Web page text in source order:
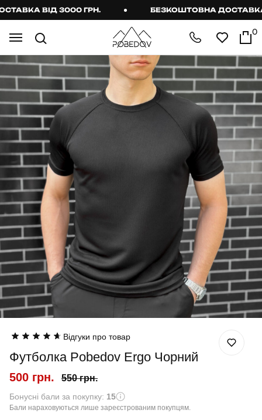
ВІД 3000 ГРН. БЕЗКОШТОВНА ДОСТАВКА
0
Відгуки про товар
Футболка Pobedov Ergo Чорний
500 грн. 550 грн.
Бонусні бали за покупку: 15
Бали нараховуються лише зареєстрованим покупцям.